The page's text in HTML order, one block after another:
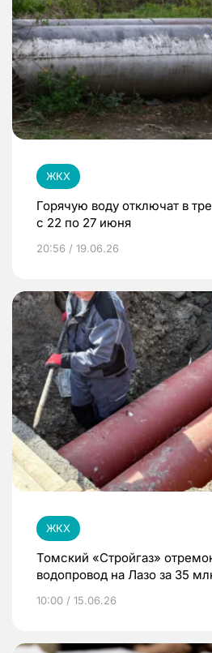
ЖКХ
Горячую воду отключат в
с 22 по 27 июня
20:56 / 19.06.26
ЖКХ
Томский «Стройгаз»
водопровод на Лазо за 35
10:00 / 15.06.26